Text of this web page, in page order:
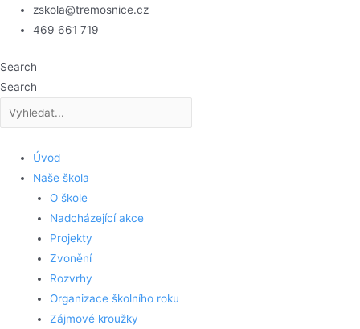
Přeskočitzskola@tremosnice.cz
469 661 719
Search
Search
Úvod
Naše škola
O škole
Nadcházející akce
Projekty
Zvonění
Rozvrhy
Organizace školního roku
Zájmové kroužky